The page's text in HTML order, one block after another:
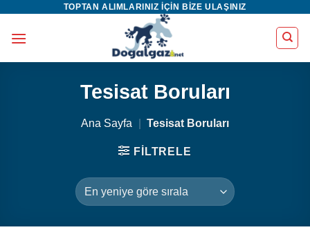
TOPTAN ALIMLARINIZ IÇIN BIZE ULAŞINIZ
Tesisat Boruları
Ana Sayfa Tesisat Boruları
FILTRELE